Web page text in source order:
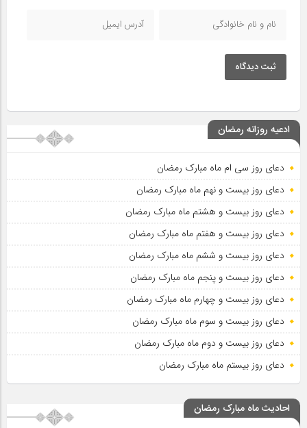
ثبت دیدگاه
ادعیه روزانه رمضان
دعای روز سی ام ماه مبارک رمضان
دعای روز بیست و نهم ماه مبارک رمضان
دعای روز بیست و هشتم ماه مبارک رمضان
دعای روز بیست و هفتم ماه مبارک رمضان
دعای روز بیست و ششم ماه مبارک رمضان
دعای روز بیست و پنجم ماه مبارک رمضان
دعای روز بیست و چهارم ماه مبارک رمضان
دعای روز بیست و سوم ماه مبارک رمضان
دعای روز بیست و دوم ماه مبارک رمضان
دعای روز بیستم ماه مبارک رمضان
احادیث ماه مبارک رمضان